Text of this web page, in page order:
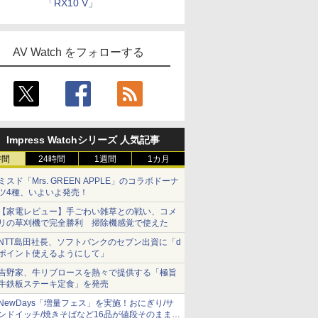
「RX10 V」
AV Watch をフォローする
Impress Watchシリーズ 人気記事
24時間 1週間 1カ月
スド「Mrs. GREEN APPLE」のコラボドーナ
4種、いよいよ発売！
家電レビュー】手ごわい雑草との戦い、コメ
の草刈機で完全勝利 掃除機感覚で使えた
島田社長、ソフトバンクのセブン出資に「d
イント使えるようにして」
野家、牛リブロースを熱々で提供する「極旨
鉄板ステーキ定食」を発売
「増量フェス」を実施！おにぎり/サ
ドイッチ/焼きそばなど16品が値段そのままで